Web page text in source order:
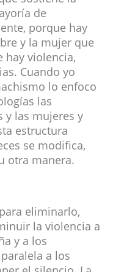
de
porque hay
y la mujer que
hay violencia,
Cuando yo
lo enfoco
las
y las mujeres y
estructura
se modifica,
otra manera.
eliminarlo,
la violencia a
y a los
a los